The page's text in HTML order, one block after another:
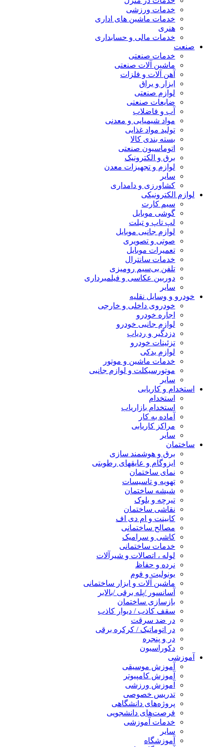
خدمات ورزشی
خدمات ماشین های اداری
هنری
خدمات مالی و حسابداری
صنعت
خدمات صنعتی
ماشین آلات صنعتی
آهن آلات و فلزات
ابزار و یراق
لوازم صنعتی
ضایعات صنعتی
آب و فاضلاب
مواد شیمیایی و معدنی
تولید مواد غذایی
بسته بندی کالا
اتوماسیون صنعتی
برق و الکترونیک
لوازم و تجهیزات معدن
سایر
کشاورزی و دامداری
لوازم الکترونیکی
سیم کارت
گوشی موبایل
لپ تاپ و تبلت
لوازم جانبی موبایل
صوتی و تصویری
تعمیرات موبایل
خدمات سانترال
تلفن بی‌سیم رومیزی
دوربین عکاسی و فیلمبرداری
سایر
خودرو و وسایل نقلیه
خودروی داخلی و خارجی
اجاره خودرو
لوازم جانبی خودرو
دزدگیر و ردیاب
تزئینات خودرو
لوازم یدکی
خدمات ماشین و موتور
موتورسیکلت و لوازم جانبی
سایر
استخدام و کاریابی
استخدام
استخدام بازاریاب
آماده به کار
مراکز کاریابی
سایر
ساختمان
برق و هوشمند سازی
ایزوگام و عایقهای رطوبتی
نمای ساختمان
تهویه و تاسیسات
شیشه ساختمان
تیرچه و بلوک
نقاشی ساختمان
کابینت و ام دی اف
مصالح ساختمانی
کاشی و سرامیک
خدمات ساختمانی
لوله ، اتصالات و شیرآلات
نرده و حفاظ
یونولیت و فوم
ماشین آلات و ابزار ساختمانی
آسانسور /پله برقی /بالابر
بازسازی ساختمان
سقف کاذب / دیوار کاذب
در ضد سرقت
در اتوماتیک / کرکره برقی
در و پنجره
دکوراسیون
آموزشی
آموزش موسیقی
آموزش کامپیوتر
آموزش ورزشی
تدریس خصوصی
پروژه‌های دانشگاهی
فرصت‌های دانشجویی
خدمات آموزشی
سایر
آموزشگاه